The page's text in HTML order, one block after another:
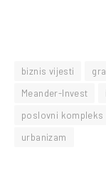
biznis vijesti
Meander-Invest
poslovni kompleks
urbanizam